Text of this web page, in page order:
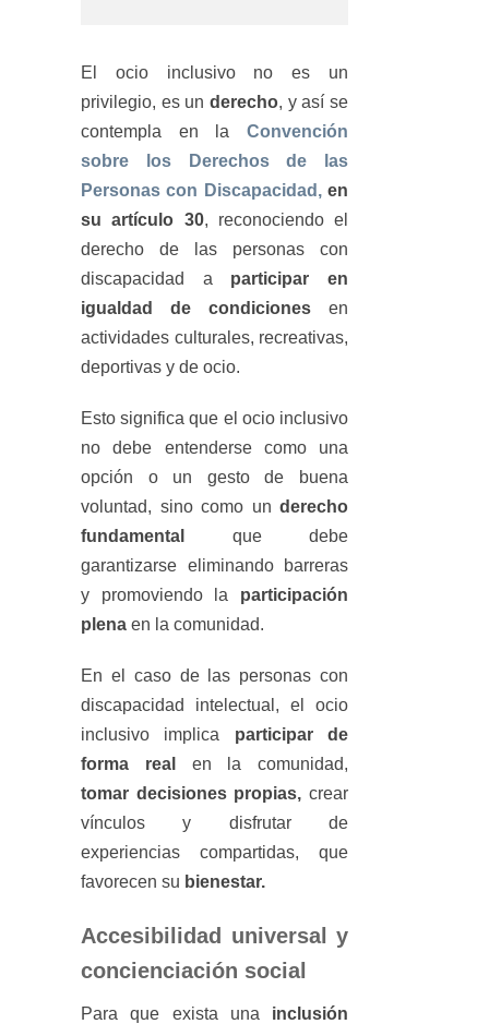
El ocio inclusivo no es un
privilegio, es un derecho, y así se
contempla en la
Convención
sobre los Derechos de las
Personas con Discapacidad,en
su artículo 30, reconociendo el
derecho de las personas con
discapacidad a participar en
igualdad de condiciones en
actividades culturales, recreativas,
deportivas y de ocio.
Esto significa que el ocio inclusivo
no debe entenderse como una
opción o un gesto de buena
voluntad, sino como un derecho
fundamental
que debe
garantizarse eliminando barreras
y promoviendo la participación
plena en la comunidad.
En el caso de las personas con
discapacidad intelectual, el ocio
inclusivo implica participar de
forma real en la comunidad,
tomar decisiones propias, crear
vínculos y disfrutar de
experiencias compartidas, que
favorecen su bienestar.
Accesibilidad universal y
concienciación social
Para que exista una inclusión